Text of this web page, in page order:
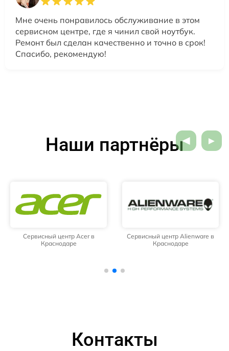
Мне очень понравилось обслуживание в этом
сервисном центре, где я чинил свой ноутбук.
Ремонт был сделан качественно и точно в срок!
Спасибо, рекомендую!
Наши партнёры
Сервисный центр Acer в
Краснодаре
Сервисный центр Alienware в
Краснодаре
Контакты